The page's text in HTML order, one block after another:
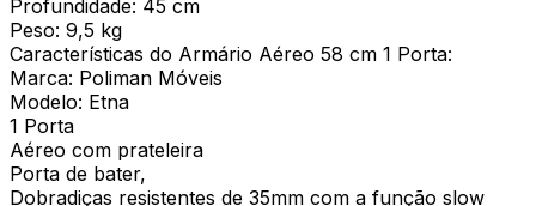
Profundidade: 45 cm
Peso: 9,5 kg
Características do Armário Aéreo 58 cm 1 Porta:
Marca: Poliman Móveis
Modelo: Etna
1 Porta
Aéreo com prateleira
Porta de bater,
Dobradiças resistentes de 35mm com a função slow